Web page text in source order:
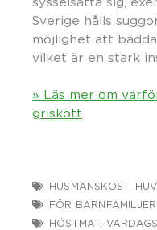
Sverige hålls
möjlighet att
vilket är en stark
» Läs mer om
griskött
HUSMANSKOST
FÖR BARNFAMILJER
HÖSTMAT